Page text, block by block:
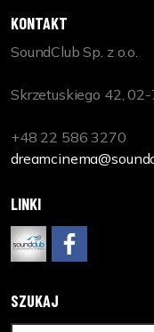
KONTAKT
SoundClub Sp. z o.o.
Skrzetuskiego 42,
+48 22 586 3270
LINKI
SZUKAJ